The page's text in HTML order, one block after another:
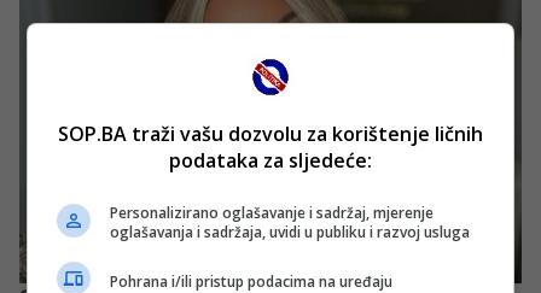
SOP.BA traži vašu dozvolu za korištenje ličnih
podataka za sljedeće:
Personalizirano oglašavanje i sadržaj, mjerenje
oglašavanja i sadržaja, uvidi u publiku i razvoj usluga
Pohrana i/ili pristup podacima na uređaju